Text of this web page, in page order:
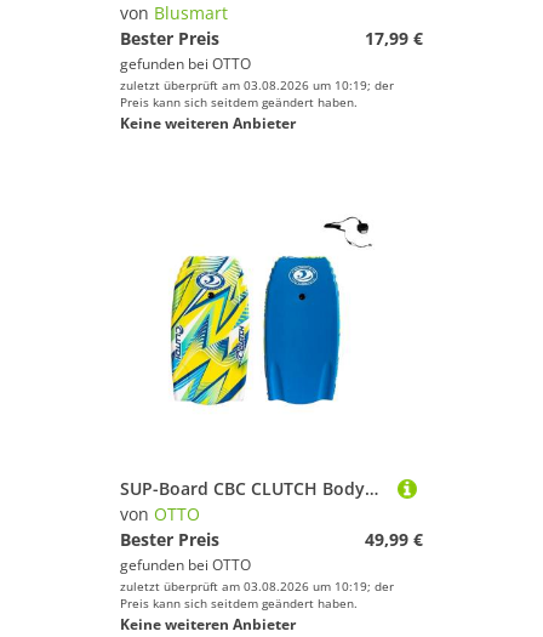
von Blusmart
Bester Preis
17,99 €
gefunden bei OTTO
zuletzt überprüft am 03.08.2026 um 10:19; der
Preis kann sich seitdem geändert haben.
Keine weiteren Anbieter
SUP-Board CBC CLUTCH Bodyboard 37 Zoll Surfboard Bodysurfen Wassersport Leash
von OTTO
Bester Preis
49,99 €
gefunden bei OTTO
zuletzt überprüft am 03.08.2026 um 10:19; der
Preis kann sich seitdem geändert haben.
Keine weiteren Anbieter